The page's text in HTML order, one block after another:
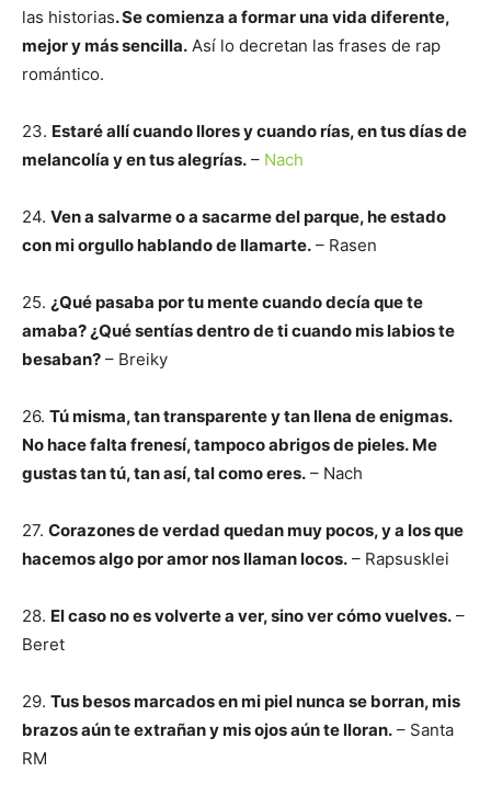
las historias. Se comienza a formar una vida diferente,
mejor y más sencilla. Así lo decretan las frases de rap
romántico.
23. Estaré allí cuando llores y cuando rías, en tus días de
melancolía y en tus alegrías. – Nach
24. Ven a salvarme o a sacarme del parque, he estado
con mi orgullo hablando de llamarte. – Rasen
25. ¿Qué pasaba por tu mente cuando decía que te
amaba? ¿Qué sentías dentro de ti cuando mis labios te
besaban? – Breiky
26. Tú misma, tan transparente y tan llena de enigmas.
No hace falta frenesí, tampoco abrigos de pieles. Me
gustas tan tú, tan así, tal como eres. – Nach
27. Corazones de verdad quedan muy pocos, y a los que
hacemos algo por amor nos llaman locos. – Rapsusklei
28. El caso no es volverte a ver, sino ver cómo vuelves. –
Beret
29. Tus besos marcados en mi piel nunca se borran, mis
brazos aún te extrañan y mis ojos aún te lloran. – Santa
RM